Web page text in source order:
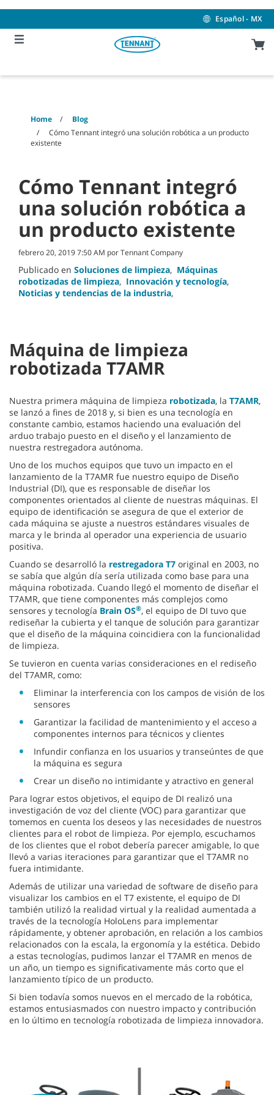
content
navigation
menu
Español - MX
Home
Blog
Cómo Tennant integró una solución robótica a un producto
existente
Cómo Tennant integró
una solución robótica a
un producto existente
febrero 20, 2019 7:50 AM por Tennant Company
Publicado en Soluciones de limpieza, Máquinas
robotizadas de limpieza, Innovación y tecnología,
Noticias y tendencias de la industria,
Máquina de limpieza
robotizada T7AMR
Nuestra primera máquina de limpieza robotizada, la T7AMR,
se lanzó a fines de 2018 y, si bien es una tecnología en
constante cambio, estamos haciendo una evaluación del
arduo trabajo puesto en el diseño y el lanzamiento de
nuestra restregadora autónoma.
Uno de los muchos equipos que tuvo un impacto en el
lanzamiento de la T7AMR fue nuestro equipo de Diseño
Industrial (DI), que es responsable de diseñar los
componentes orientados al cliente de nuestras máquinas. El
equipo de identificación se asegura de que el exterior de
cada máquina se ajuste a nuestros estándares visuales de
marca y le brinda al operador una experiencia de usuario
positiva.
Cuando se desarrolló la restregadora T7 original en 2003, no
se sabía que algún día sería utilizada como base para una
máquina robotizada. Cuando llegó el momento de diseñar el
T7AMR, que tiene componentes más complejos como
sensores y tecnología Brain OS®, el equipo de DI tuvo que
rediseñar la cubierta y el tanque de solución para garantizar
que el diseño de la máquina coincidiera con la funcionalidad
de limpieza.
Se tuvieron en cuenta varias consideraciones en el rediseño
del T7AMR, como:
Eliminar la interferencia con los campos de visión de los
sensores
Garantizar la facilidad de mantenimiento y el acceso a
componentes internos para técnicos y clientes
Infundir confianza en los usuarios y transeúntes de que
la máquina es segura
Crear un diseño no intimidante y atractivo en general
Para lograr estos objetivos, el equipo de DI realizó una
investigación de voz del cliente (VOC) para garantizar que
tomemos en cuenta los deseos y las necesidades de nuestros
clientes para el robot de limpieza. Por ejemplo, escuchamos
de los clientes que el robot debería parecer amigable, lo que
llevó a varias iteraciones para garantizar que el T7AMR no
fuera intimidante.
Además de utilizar una variedad de software de diseño para
visualizar los cambios en el T7 existente, el equipo de DI
también utilizó la realidad virtual y la realidad aumentada a
través de la tecnología HoloLens para implementar
rápidamente, y obtener aprobación, en relación a los cambios
relacionados con la escala, la ergonomía y la estética. Debido
a estas tecnologías, pudimos lanzar el T7AMR en menos de
un año, un tiempo es significativamente más corto que el
lanzamiento típico de un producto.
Si bien todavía somos nuevos en el mercado de la robótica,
estamos entusiasmados con nuestro impacto y contribución
en lo último en tecnología robotizada de limpieza innovadora.